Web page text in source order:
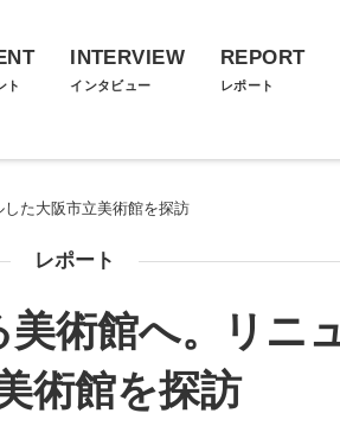
ト
INTERVIEW
インタビュー
REPORT
レポート
た大阪市立美術館を探訪
レポート
術館へ。リニ
術館を探訪